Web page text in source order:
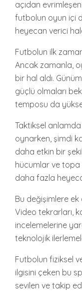
açıdan
futbolun oyun içi
heyecan verici
Futbolun ilk
Ancak zamanla,
bir hal aldı.
güçlü olmaları
temposu da
Taktiksel
oynarken, şimdi
daha etkin bir
hücumlar ve topa
daha fazla
Bu değişimlere
Video tekrarları,
incelemelerine
teknolojik
Futbolun fiziksel
ilgisini çeken bu
sevilen ve takip